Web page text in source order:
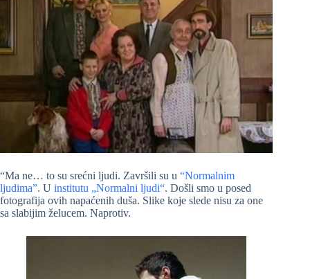
“Ma ne… to su srećni ljudi. Završili su u “Normalnim
ljudima”. U institutu „Normalni ljudi“. Došli smo u posed
fotografija ovih napaćenih duša. Slike koje slede nisu za one
sa slabijim želucem. Naprotiv.